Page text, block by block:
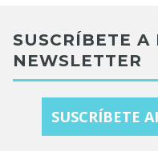
SUSCRÍBETE A
NEWSLETTER
SUSCRÍBETE